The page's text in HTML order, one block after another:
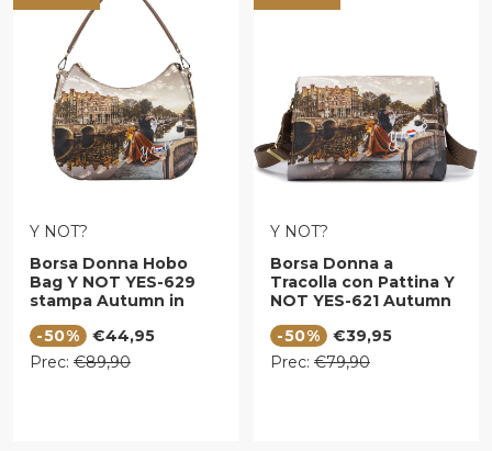
VENDITORE:
Y NOT?
Borsa Donna Hobo
Bag Y NOT YES-629
stampa Autumn in
-50%
Prezzo di vendita
€44,95
Prezzo regolare
Prec: €89,90
VENDITORE:
Y NOT?
Borsa Donna a
Tracolla con Pattina Y
NOT YES-621 Autumn
-50%
Prezzo di vendita
€39,95
Prezzo regolare
Prec: €79,90